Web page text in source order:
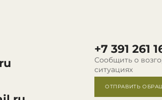
+7 391 261
Сообщить о
ситуациях
ОТПРАВИТЬ